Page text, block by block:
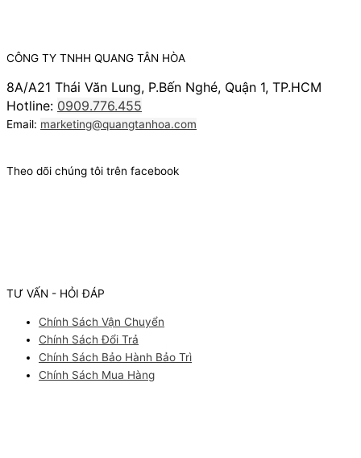
CÔNG TY TNHH QUANG TÂN HÒA
8A/A21 Thái Văn Lung, P.Bến Nghé, Quận 1, TP.HCM
Hotline: 0909.776.455
Email: marketing@quangtanhoa.com
Theo dõi chúng tôi trên facebook
TƯ VẤN - HỎI ĐÁP
Chính Sách Vận Chuyển
Chính Sách Đổi Trả
Chính Sách Bảo Hành Bảo Trì
Chính Sách Mua Hàng